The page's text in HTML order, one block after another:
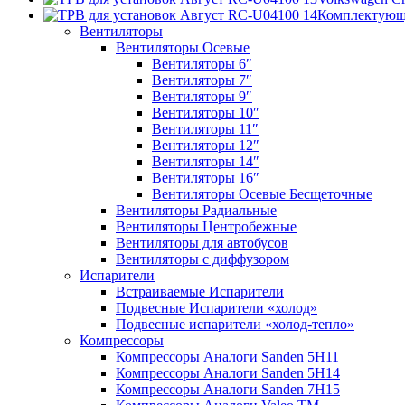
Вентиляторы
Вентиляторы Осевые
Вентиляторы 6″
Вентиляторы 7″
Вентиляторы 9″
Вентиляторы 10″
Вентиляторы 11″
Вентиляторы 12″
Вентиляторы 14″
Вентиляторы 16″
Вентиляторы Осевые Бесщеточные
Вентиляторы Радиальные
Вентиляторы Центробежные
Вентиляторы для автобусов
Вентиляторы с диффузором
Испарители
Встраиваемые Испарители
Подвесные Испарители «холод»
Подвесные испарители «холод-тепло»
Компрессоры
Компрессоры Аналоги Sanden 5H11
Компрессоры Аналоги Sanden 5H14
Компрессоры Аналоги Sanden 7H15